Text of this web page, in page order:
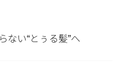
ない“とぅる髪”へ